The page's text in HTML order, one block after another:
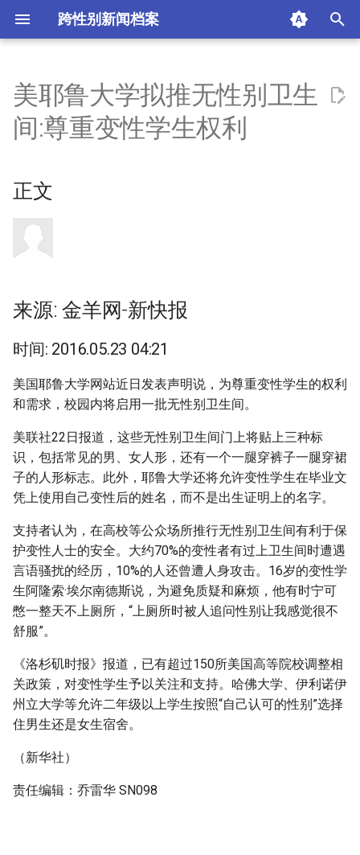
跨性别新闻档案
i
t
a
i
i
n
s
e
a
h
正文
时间: 2016.05.23 04:21
热门评论
附加信息 [Processed Page
美耶鲁大学拟推无性别卫生
间:尊重变性学生权利
正文
来源: 金羊网-新快报
时间: 2016.05.23 04:21
美国耶鲁大学网站近日发表声明说，为尊重变性学生的权利
和需求，校园内将启用一批无性别卫生间。
美联社22日报道，这些无性别卫生间门上将贴上三种标
识，包括常见的男、女人形，还有一个一腿穿裤子一腿穿裙
子的人形标志。此外，耶鲁大学还将允许变性学生在毕业文
凭上使用自己变性后的姓名，而不是出生证明上的名字。
支持者认为，在高校等公众场所推行无性别卫生间有利于保
护变性人士的安全。大约70%的变性者有过上卫生间时遭遇
言语骚扰的经历，10%的人还曾遭人身攻击。16岁的变性学
生阿隆索·埃尔南德斯说，为避免质疑和麻烦，他有时宁可
憋一整天不上厕所，“上厕所时被人追问性别让我感觉很不
舒服”。
《洛杉矶时报》报道，已有超过150所美国高等院校调整相
关政策，对变性学生予以关注和支持。哈佛大学、伊利诺伊
州立大学等允许二年级以上学生按照“自己认可的性别”选择
住男生还是女生宿舍。
（新华社）
责任编辑：乔雷华 SN098